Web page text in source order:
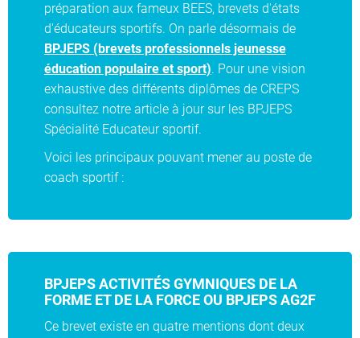
préparation aux fameux BEES, brevets d'états
d'éducateurs sportifs. On parle désormais de
BPJEPS (brevets professionnels jeunesse
éducation populaire et sport). Pour une vision
exhaustive des différents diplômes de CREPS
consultez notre article à jour sur les BPJEPS
Spécialité Educateur sportif.
Voici les principaux pouvant mener au poste de
coach sportif :
BPJEPS ACTIVITÉS GYMNIQUES DE LA
FORME ET DE LA FORCE OU BPJEPS AG2F
Ce brevet existe en quatre mentions dont deux